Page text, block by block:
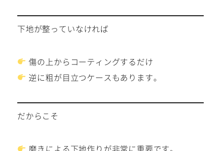
下地が整っていなければ
傷の上からコーティングするだけ
逆に粗が目立つケースもあります。
だからこそ
磨きによる下地作りが非常に重要です。